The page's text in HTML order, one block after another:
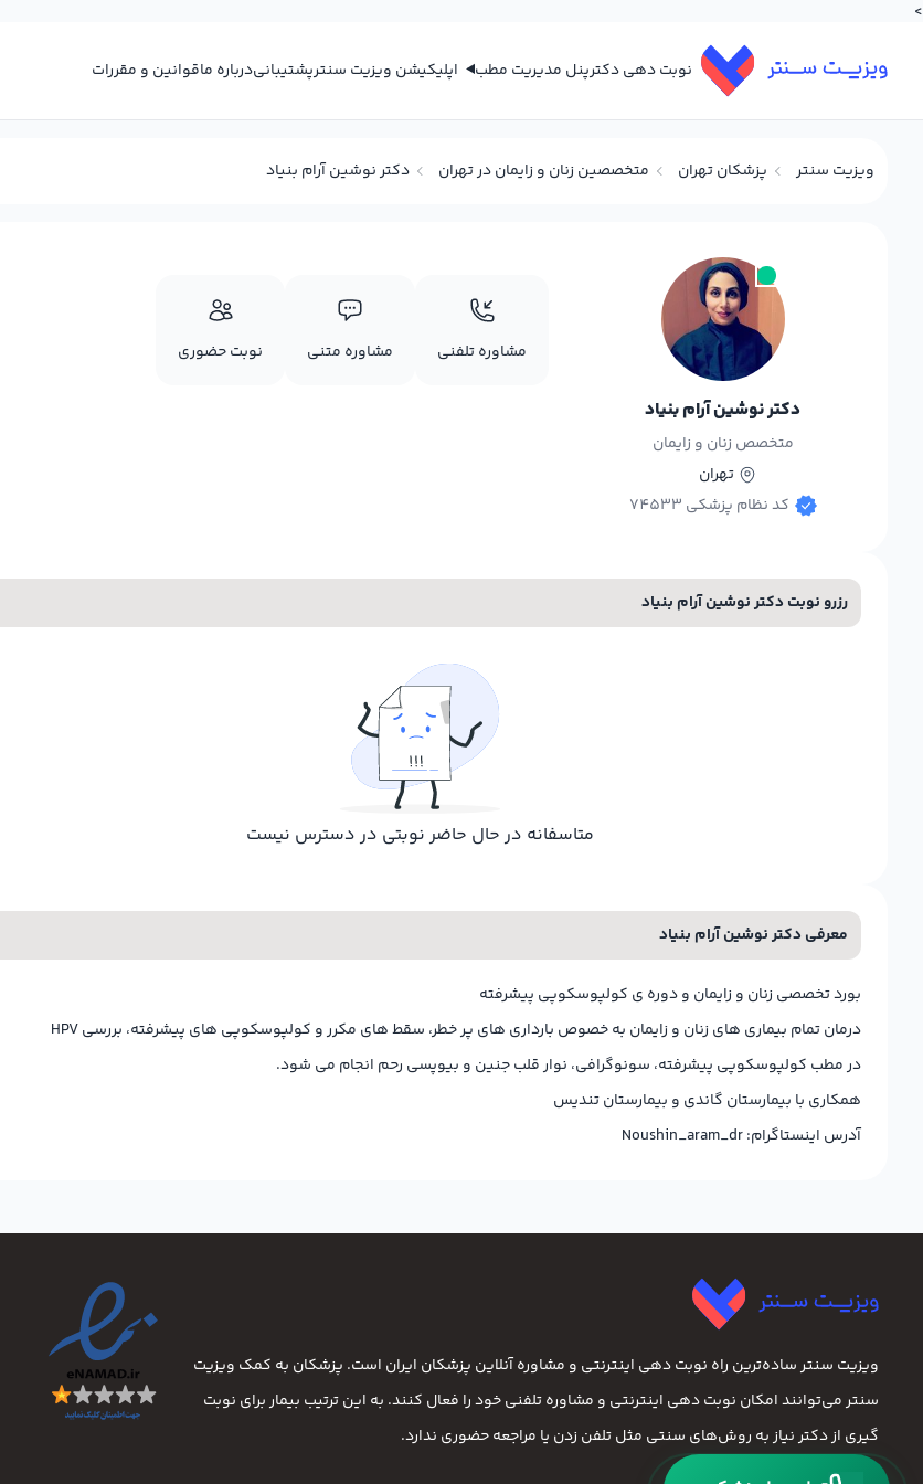
>
نوبت دهی دکترپنل مدیریت مطب اپلیکیشن ویزیت سنترپشتیبانیدرباره ماقوانین و مقررات
ویزیت سنتر پزشکان تهران متخصصین زنان و زایمان در تهران دکتر نوشین آرام بنیاد
دکتر نوشین آرام بنیاد
متخصص زنان و زایمان
تهران
کد نظام پزشکی 74533
مشاوره تلفنی مشاوره متنی نوبت حضوری
رزرو نوبت دکتر نوشین آرام بنیاد
متاسفانه در حال حاضر نوبتی در دسترس نیست
معرفی دکتر نوشین آرام بنیاد
بورد تخصصی زنان و زایمان و دوره ی کولپوسکوپی پیشرفته
درمان تمام بیماری های زنان و زایمان به خصوص بارداری های پر خطر، سقط های مکرر و کولپوسکوپی های پیشرفته، بررسی HPV
در مطب کولپوسکوپی پیشرفته، سونوگرافی، نوار قلب جنین و بیوپسی رحم انجام می شود.
همکاری با بیمارستان گاندی و بیمارستان تندیس
آدرس اینستاگرام: Noushin_aram_dr
ویزیت سنتر ساده‌ترین راه نوبت‌ دهی اینترنتی و مشاوره آنلاین پزشکان ایران است. پزشکان به کمک ویزیت
سنتر می‌توانند امکان نوبت دهی اینترنتی و مشاوره تلفنی خود را فعال کنند. به این ترتیب بیمار برای نوبت
گیری از دکتر نیاز به روش‌های سنتی مثل تلفن زدن یا مراجعه حضوری ندارد.